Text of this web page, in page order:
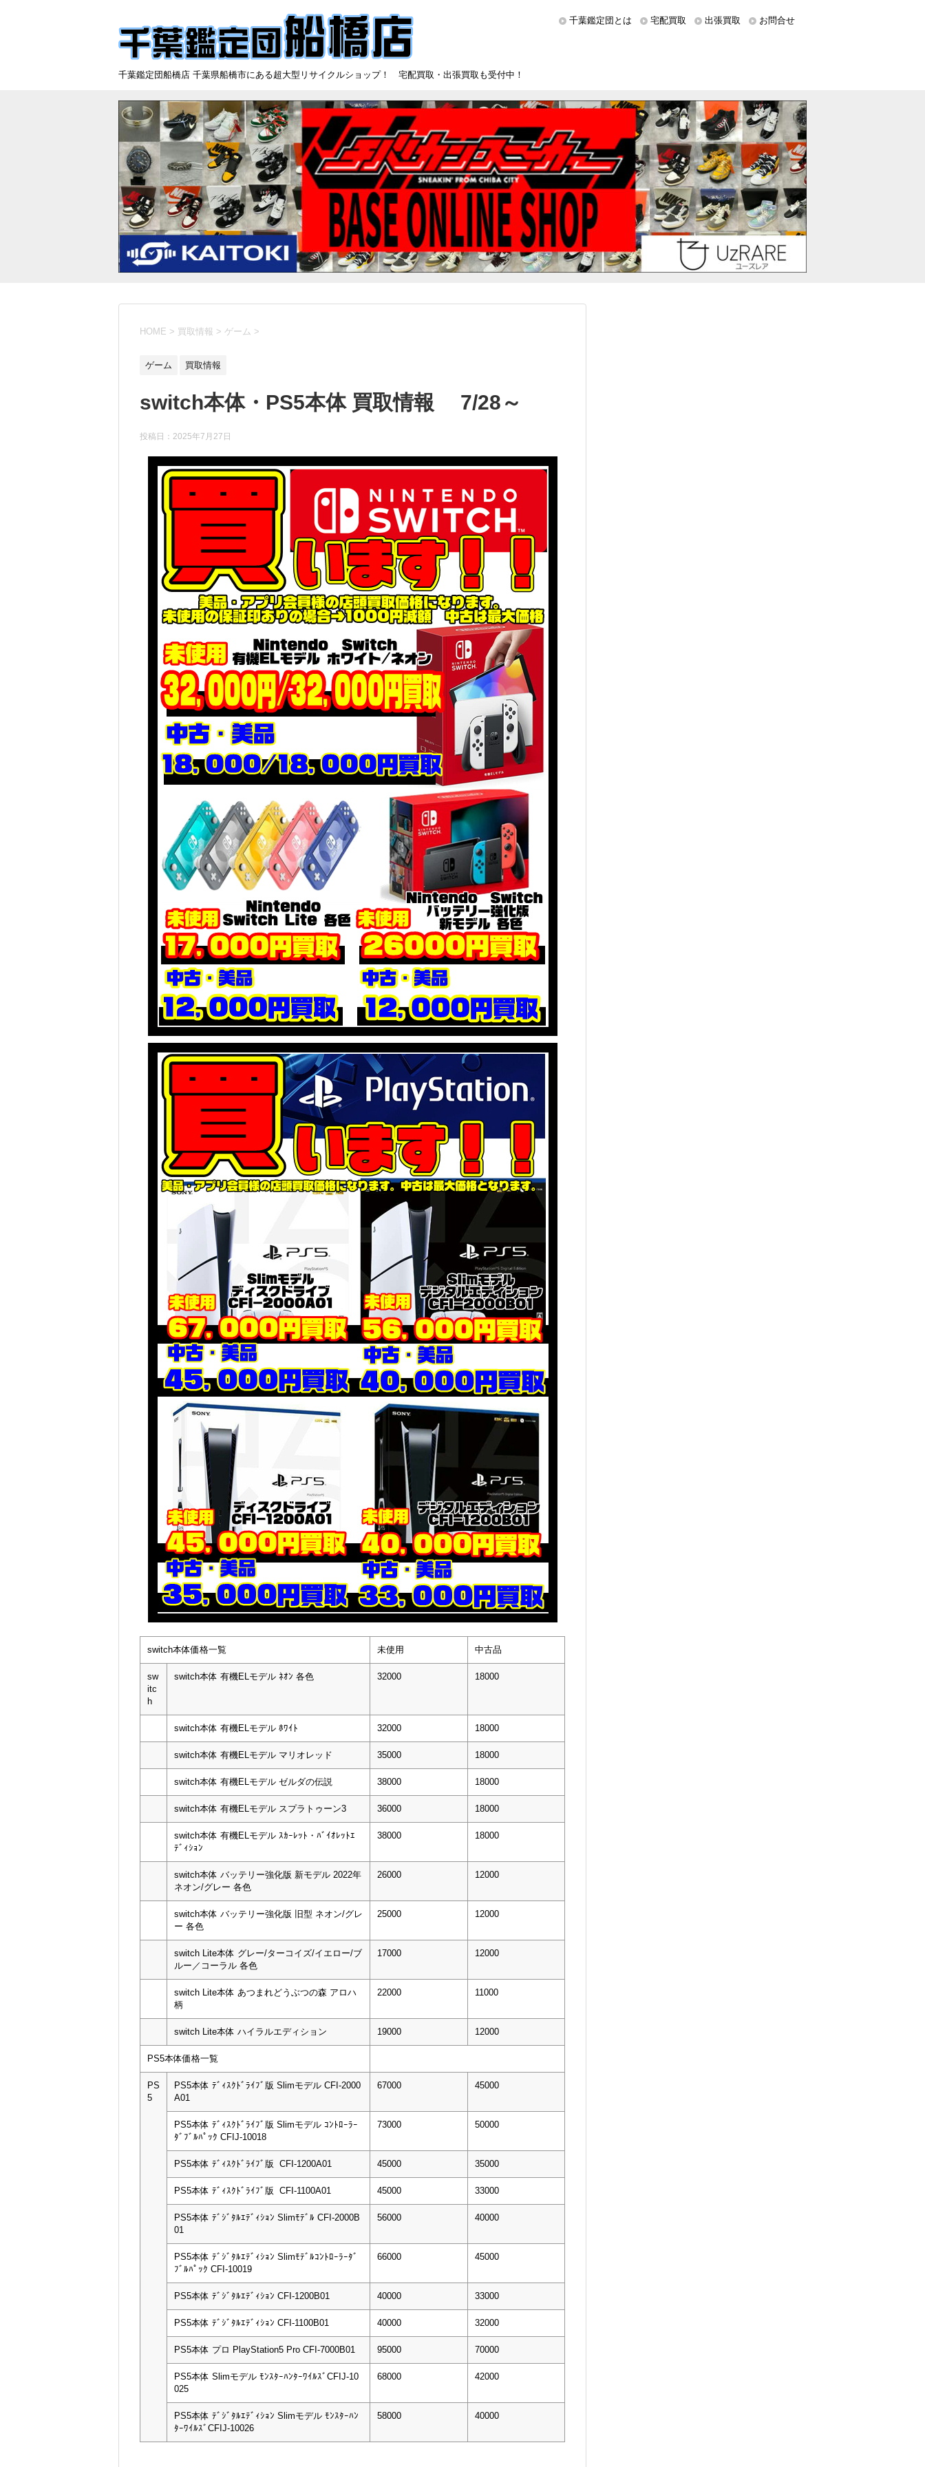
千葉鑑定団船橋店 千葉県船橋市にある超大型リサイクルショップ！ 宅配買取・出張買取も受付中！
千葉鑑定団とは 宅配買取 出張買取 お問合せ
HOME > 買取情報 > ゲーム >
ゲーム 買取情報
switch本体・PS5本体 買取情報 7/28～
投稿日： 2025年7月27日
switch本体価格一覧 未使用 中古品
sw
itc
h
switch本体 有機ELモデル ﾈｵﾝ 各色 32000 18000
switch本体 有機ELモデル ﾎﾜｲﾄ 32000 18000
switch本体 有機ELモデル マリオレッド 35000 18000
switch本体 有機ELモデル ゼルダの伝説 38000 18000
switch本体 有機ELモデル スプラトゥーン3 36000 18000
switch本体 有機ELモデル ｽｶｰﾚｯﾄ・ﾊﾞｲｵﾚｯﾄｴ
ﾃﾞｨｼｮﾝ
38000 18000
switch本体 バッテリー強化版 新モデル 2022年
ネオン/グレー 各色
26000 12000
switch本体 バッテリー強化版 旧型 ネオン/グレ
ー 各色
25000 12000
switch Lite本体 グレー/ターコイズ/イエロー/ブ
ルー／コーラル 各色
17000 12000
switch Lite本体 あつまれどうぶつの森 アロハ
柄
22000 11000
switch Lite本体 ハイラルエディション 19000 12000
PS5本体価格一覧
PS
5
PS5本体 ﾃﾞｨｽｸﾄﾞﾗｲﾌﾞ版 Slimモデル CFI-2000
A01
67000 45000
PS5本体 ﾃﾞｨｽｸﾄﾞﾗｲﾌﾞ版 Slimモデル ｺﾝﾄﾛｰﾗｰ
ﾀﾞﾌﾞﾙﾊﾟｯｸ CFIJ-10018
73000 50000
PS5本体 ﾃﾞｨｽｸﾄﾞﾗｲﾌﾞ版 CFI-1200A01 45000 35000
PS5本体 ﾃﾞｨｽｸﾄﾞﾗｲﾌﾞ版 CFI-1100A01 45000 33000
PS5本体 ﾃﾞｼﾞﾀﾙｴﾃﾞｨｼｮﾝ Slimﾓﾃﾞﾙ CFI-2000B
01
56000 40000
PS5本体 ﾃﾞｼﾞﾀﾙｴﾃﾞｨｼｮﾝ Slimﾓﾃﾞﾙｺﾝﾄﾛｰﾗｰﾀﾞ
ﾌﾞﾙﾊﾟｯｸ CFI-10019
66000 45000
PS5本体 ﾃﾞｼﾞﾀﾙｴﾃﾞｨｼｮﾝ CFI-1200B01 40000 33000
PS5本体 ﾃﾞｼﾞﾀﾙｴﾃﾞｨｼｮﾝ CFI-1100B01 40000 32000
PS5本体 プロ PlayStation5 Pro CFI-7000B01 95000 70000
PS5本体 Slimモデル ﾓﾝｽﾀｰﾊﾝﾀｰﾜｲﾙｽﾞCFIJ-10
025
68000 42000
PS5本体 ﾃﾞｼﾞﾀﾙｴﾃﾞｨｼｮﾝ Slimモデル ﾓﾝｽﾀｰﾊﾝ
ﾀｰﾜｲﾙｽﾞCFIJ-10026
58000 40000